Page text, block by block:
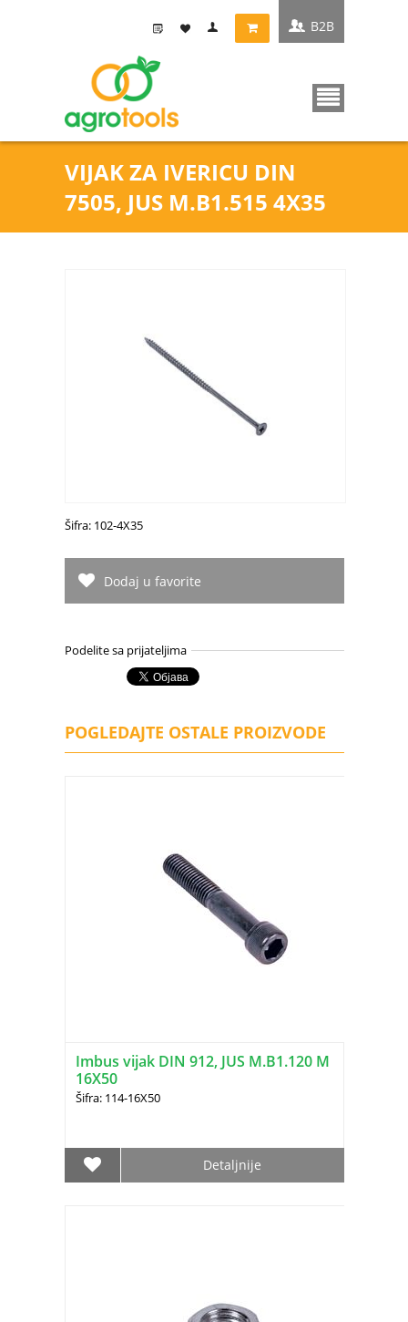
VIJAK ZA IVERICU DIN
7505, JUS M.B1.515 4X35
B2B
Šifra: 102-4X35
Dodaj u favorite
Podelite sa prijateljima
POGLEDAJTE OSTALE PROIZVODE
Imbus vijak DIN 912, JUS M.B1.120 M
16X50
Šifra: 114-16X50
Detaljnije